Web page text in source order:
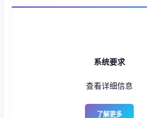
系统要求
查看详细信息
了解更多